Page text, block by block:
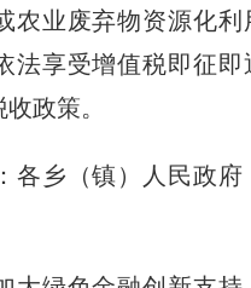
农业废弃物资源化利
法享受增值税即征即
政策。
乡（镇）人民政府